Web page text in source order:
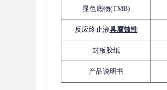
显色底物(TMB)
反应终止液具腐蚀性
封板胶纸
产品说明书